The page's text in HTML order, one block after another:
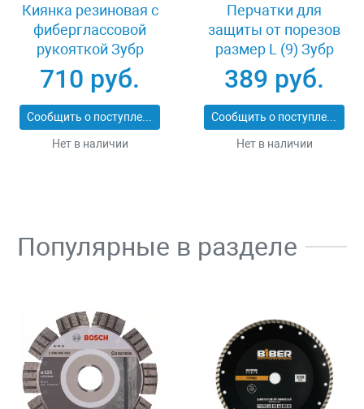
Киянка резиновая с
фиберглассовой
рукояткой Зубр
ПРОФИ 20531-
450_z02
710 руб.
Сообщить о поступлении
Нет в наличии
Перчатки для
защиты от порезов
размер L (9) Зубр
11277-L
389 руб.
Сообщить о поступлении
Нет в наличии
Популярные в разделе